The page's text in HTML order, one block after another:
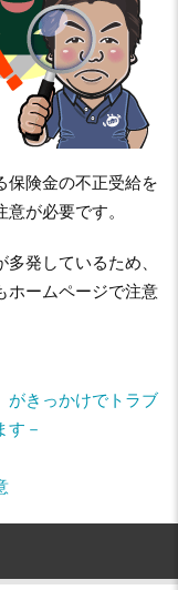
保険金の不正受給を
が必要です。
発しているため、
ホームページで注意
がきっかけでトラブ
す－